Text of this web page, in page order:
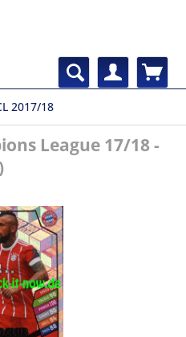
2017/18
League 17/18 -